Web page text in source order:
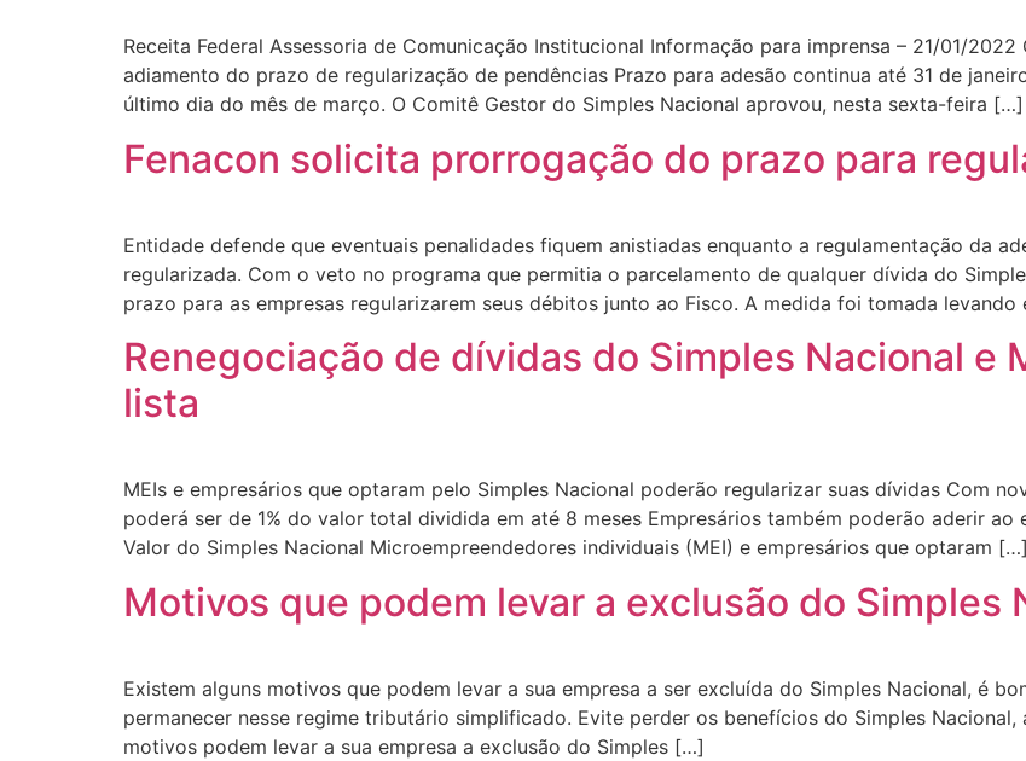
Receita Federal Assessoria de Comunicação Institucional Informação para imprensa – 21/01/
adiamento do prazo de regularização de pendências Prazo para adesão continua até 31 de
último dia do mês de março. O Comitê Gestor do Simples Nacional aprovou, nesta sexta-feira […]
Fenacon solicita prorrogação do prazo para
Entidade defende que eventuais penalidades fiquem anistiadas enquanto a regulamentação da
regularizada. Com o veto no programa que permitia o parcelamento de qualquer dívida do
prazo para as empresas regularizarem seus débitos junto ao Fisco. A medida foi tomada
Renegociação de dívidas do Simples Nacional e
lista
MEIs e empresários que optaram pelo Simples Nacional poderão regularizar suas dívidas Com
poderá ser de 1% do valor total dividida em até 8 meses Empresários também poderão aderir
Valor do Simples Nacional Microempreendedores individuais (MEI) e empresários que optaram […]
Motivos que podem levar a exclusão do Simples
Existem alguns motivos que podem levar a sua empresa a ser excluída do Simples Nacional, é
permanecer nesse regime tributário simplificado. Evite perder os benefícios do Simples
motivos podem levar a sua empresa a exclusão do Simples […]